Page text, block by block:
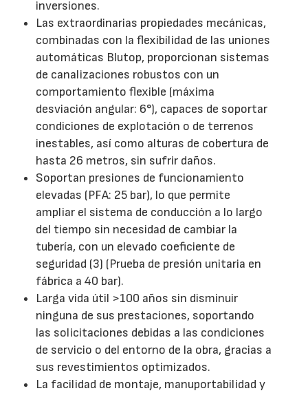
inversiones.
Las extraordinarias propiedades mecánicas,
combinadas con la flexibilidad de las uniones
automáticas Blutop, proporcionan sistemas
de canalizaciones robustos con un
comportamiento flexible (máxima
desviación angular: 6°), capaces de soportar
condiciones de explotación o de terrenos
inestables, así como alturas de cobertura de
hasta 26 metros, sin sufrir daños.
Soportan presiones de funcionamiento
elevadas (PFA: 25 bar), lo que permite
ampliar el sistema de conducción a lo largo
del tiempo sin necesidad de cambiar la
tubería, con un elevado coeficiente de
seguridad (3) (Prueba de presión unitaria en
fábrica a 40 bar).
Larga vida útil >100 años sin disminuir
ninguna de sus prestaciones, soportando
las solicitaciones debidas a las condiciones
de servicio o del entorno de la obra, gracias a
sus revestimientos optimizados.
La facilidad de montaje, manuportabilidad y